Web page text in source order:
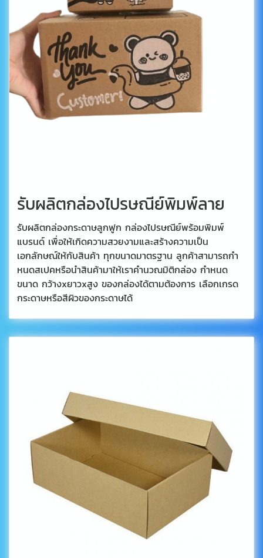
รับผลิตกล่องไปรษณีย์พิมพ์ลาย
รับผลิตกล่องกระดาษลูกฟูก กล่องไปรษณีย์พร้อมพิมพ์
แบรนด์ เพื่อให้เกิดความสวยงามและสร้างความเป็น
เอกลักษณ์ให้กับสินค้า ทุกขนาดมาตรฐาน ลูกค้าสามารถกำ
หนดสเปคหรือนำสินค้ามาให้เราคำนวณมิติกล่อง กำหนด
ขนาด กว้างxยาวxสูง ของกล่องได้ตามต้องการ เลือกเกรด
กระดาษหรือสีผิวของกระดาษได้